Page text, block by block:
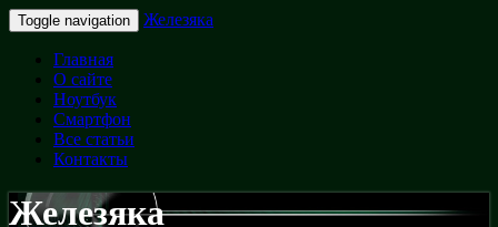
Toggle navigation Железяка
Главная
О сайте
Ноутбук
Смартфон
Все статьи
Контакты
Железяка